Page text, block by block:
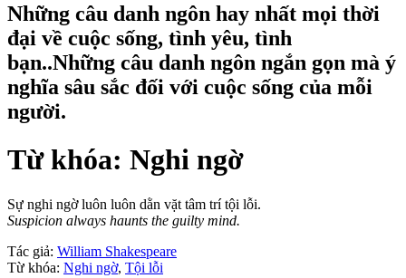
Những câu danh ngôn hay nhất mọi thời
đại về cuộc sống, tình yêu, tình
bạn..Những câu danh ngôn ngắn gọn mà ý
nghĩa sâu sắc đối với cuộc sống của mỗi
người.
Từ khóa: Nghi ngờ
Sự nghi ngờ luôn luôn dằn vặt tâm trí tội lỗi.
Suspicion always haunts the guilty mind.
Tác giả: William Shakespeare
Từ khóa: Nghi ngờ, Tội lỗi